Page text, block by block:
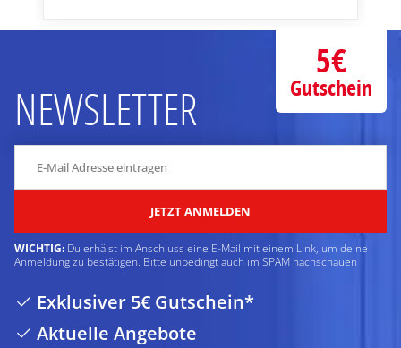
NEWSLETTER
JETZT ANMELDEN
WICHTIG: Du erhälst im Anschluss eine E-Mail mit einem Link, um deine
Anmeldung zu bestätigen. Bitte unbedingt auch im SPAM nachschauen
Exklusiver 5€ Gutschein*
Aktuelle Angebote
5€
Gutschein